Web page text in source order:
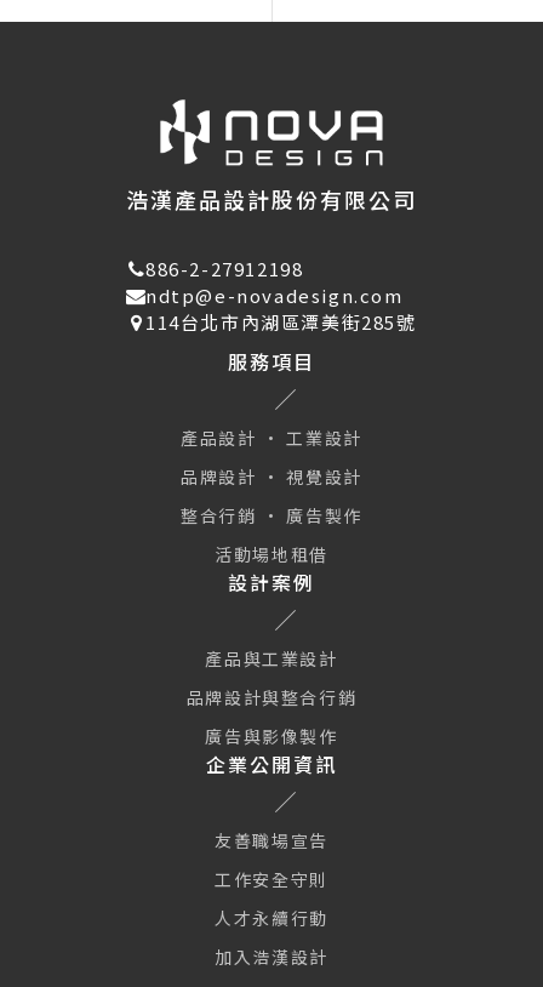
浩漢產品設計股份有限公司
886-2-27912198
ndtp@e-novadesign.com
114台北市內湖區潭美街285號
服務項目
產品設計 · 工業設計
品牌設計 · 視覺設計
整合行銷 · 廣告製作
活動場地租借
設計案例
產品與工業設計
品牌設計與整合行銷
廣告與影像製作
企業公開資訊
友善職場宣告
工作安全守則
人才永續行動
加入浩漢設計